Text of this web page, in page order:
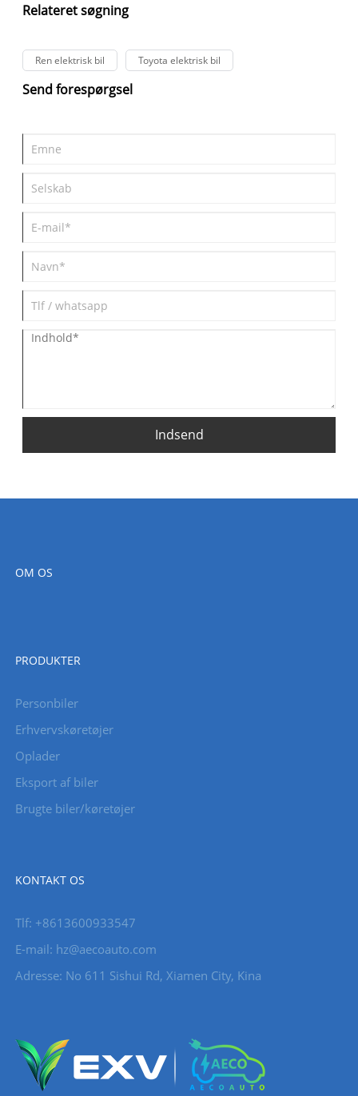
sig, da vi integrerede EXV-telematik i vores drift.
Relateret søgning
Ren elektrisk bil Toyota elektrisk bil
Send forespørgsel
Indsend
OM OS
PRODUKTER
Personbiler
Erhvervskøretøjer
Oplader
Eksport af biler
Brugte biler/køretøjer
KONTAKT OS
Tlf: +8613600933547
E-mail: hz@aecoauto.com
Adresse: No 611 Sishui Rd, Xiamen City, Kina